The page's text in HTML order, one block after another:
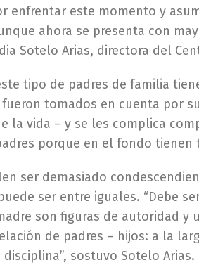
enfrentar este momento y
ahora se presenta con
Sotelo Arias, directora del
tipo de padres de familia
tomados en cuenta por
la vida – y se les complica
porque en el fondo tienen
ser demasiado
ser entre iguales. “Debe
son figuras de autoridad y
de padres – hijos: a la
sostuvo Sotelo Arias.